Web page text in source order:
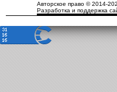
Авторское право © 2014-
Разработка и поддержка